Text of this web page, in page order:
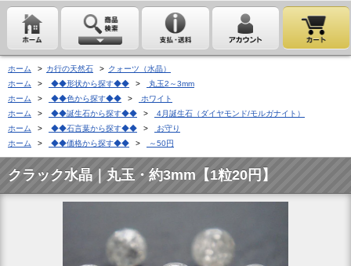
ホーム > カ行の天然石 > クォーツ（水晶）
ホーム
> ◆◆形状から探す◆◆ >
丸玉2～3mm
ホーム
> ◆◆色から探す◆◆ >
ホワイト
ホーム
> ◆◆誕生石から探す◆◆ >
4月誕生石（ダイヤモンド/モルガナイト）
ホーム
> ◆◆石言葉から探す◆◆ >
お守り
ホーム
> ◆◆価格から探す◆◆ > ～50円
クラック水晶｜丸玉・約3mm【1粒20円】